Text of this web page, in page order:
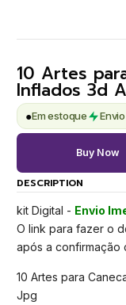
10 Artes
Inflados 3d
●Em estoque
Buy Now
DESCRIPTION
kit Digital - Envio
O link para fazer o
após a confirmação
10 Artes para
Jpg